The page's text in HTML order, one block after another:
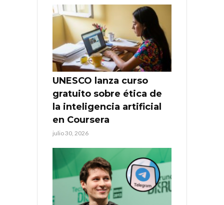
UNESCO lanza curso
gratuito sobre ética de
la inteligencia artificial
en Coursera
julio 30, 2026